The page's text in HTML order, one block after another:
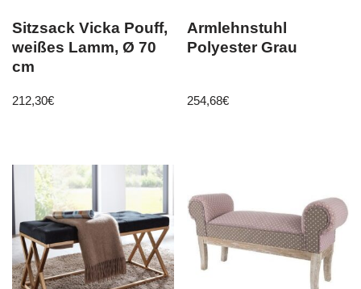
Sitzsack Vicka Pouff,
weißes Lamm, Ø 70
cm
212,30€
Armlehnstuhl
Polyester Grau
254,68€